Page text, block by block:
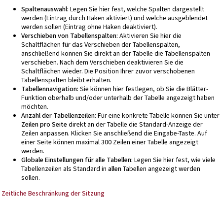
Spaltenauswahl: Legen Sie hier fest, welche Spalten dargestellt
werden (Eintrag durch Haken aktiviert) und welche ausgeblendet
werden sollen (Eintrag ohne Haken deaktiviert).
Verschieben von Tabellenspalten: Aktivieren Sie hier die
Schaltflächen für das Verschieben der Tabellenspalten,
anschließend können Sie direkt an der Tabelle die Tabellenspalten
verschieben. Nach dem Verschieben deaktivieren Sie die
Schaltflächen wieder. Die Position Ihrer zuvor verschobenen
Tabellenspalten bleibt erhalten.
Tabellennavigation: Sie können hier festlegen, ob Sie die Blätter-
Funktion oberhalb und/oder unterhalb der Tabelle angezeigt haben
möchten.
Anzahl der Tabellenzeilen: Für eine konkrete Tabelle können Sie unter
Zeilen pro Seitedirekt an der Tabelle die Standard-Anzeige der
Zeilen anpassen. Klicken Sie anschließend die Eingabe-Taste. Auf
einer Seite können maximal 300 Zeilen einer Tabelle angezeigt
werden.
Globale Einstellungen für alle Tabellen: Legen Sie hier fest, wie viele
Tabellenzeilen als Standard in allenTabellen angezeigt werden
sollen.
Zeitliche Beschränkung der Sitzung